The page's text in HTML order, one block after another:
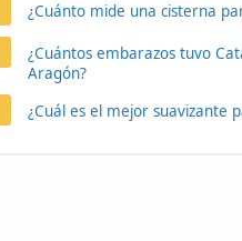
¿Cuánto mide una cisterna
¿Cuántos embarazos tuvo
Aragón?
¿Cuál es el mejor suavizante